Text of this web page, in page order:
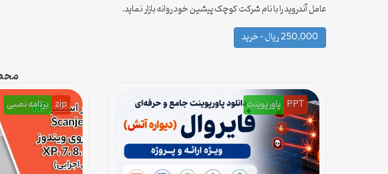
عامل آندروید را با نام شرکت کوچک پیشین خود روانه بازار نماید.
250,000 ریال – خرید
PPT پاورپوینت zip برنامه نصبی